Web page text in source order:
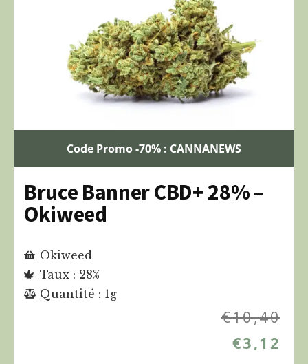
Code Promo -70% : CANNANEWS
Bruce Banner CBD+ 28% –
Okiweed
Okiweed
Taux : 28%
Quantité : 1g
€10,40
€3,12